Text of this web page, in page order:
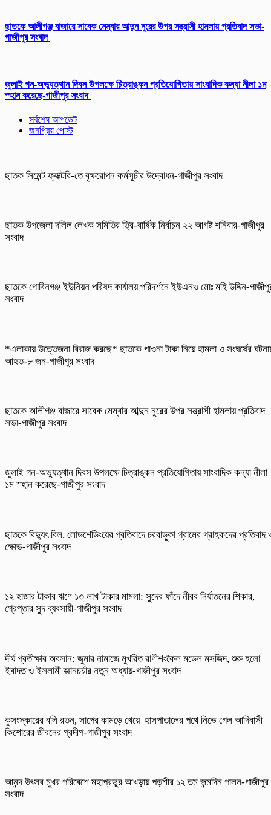
ছাতকে আলীগঞ্জ বাজারে সাবেক মেম্বার আব্দুন নুরের উপর সন্ত্রাসী হামলায় প্রতিবাদ সভা-
গাজীপুর সংবাদ
জুলাই গন-অভ্যুত্থান দিবস উপলক্ষে চিত্রাঙ্কন প্রতিযোগিতায় সাংবাদিক কন্যা নীলা ১ম
স্হান করেছে-গাজীপুর সংবাদ
সর্বশেষ আপডেট
জনপ্রিয় পোস্ট
ছাতক সিমেন্ট ফ্যাক্টরি-তে বৃক্ষরোপন কর্মসূচীর উদ্বোধন-গাজীপুর সংবাদ
ছাতক উপজেলা দলিল লেখক সমিতির ত্রি-বার্ষিক নির্বাচন ২২ আগষ্ট শনিবার-গাজীপুর
সংবাদ
ছাতকে গোবিনগঞ্জ ইউনিয়ন পরিষদ কার্যালয় পরিদর্শনে ইউএনও মোঃ মহি উদ্দিন-
সংবাদ
*এলাকায় উত্তেজনা বিরাজ করছে* ছাতকে পাওনা টাকা নিয়ে হামলা ও সংঘর্ষের
আহত-৮ জন-গাজীপুর সংবাদ
ছাতকে আলীগঞ্জ বাজারে সাবেক মেম্বার আব্দুন নুরের উপর সন্ত্রাসী হামলায় প্রতিবাদ
সভা-গাজীপুর সংবাদ
জুলাই গন-অভ্যুত্থান দিবস উপলক্ষে চিত্রাঙ্কন প্রতিযোগিতায় সাংবাদিক কন্যা নীলা
১ম স্হান করেছে-গাজীপুর সংবাদ
ছাতকে বিদ্যুৎ বিল, লোডশেডিংয়ের প্রতিবাদে চরবাড়ুকা গ্রামের গ্রাহকদের প্রতিবাদ
ক্ষোভ-গাজীপুর সংবাদ
১২ হাজার টাকার ঋণে ১৩ লাখ টাকার মামলা: সুদের ফাঁদে নীরব নির্যাতনের শিকার,
গ্রেপ্তার সুদ ব্যবসায়ী-গাজীপুর সংবাদ
দীর্ঘ প্রতীক্ষার অবসান: জুমার নামাজে মুখরিত রাণীশংকৈল মডেল মসজিদ, শুরু হলো
ইবাদত ও ইসলামী জ্ঞানচর্চার নতুন অধ্যায়-গাজীপুর সংবাদ
কুসংস্কারের বলি রতন, সাপের কামড়ে খেয়ে হাসপাতালের পথে নিভে গেল আদিবাসী
কিশোরের জীবনের প্রদীপ-গাজীপুর সংবাদ
আনন্দ উৎসব মুখর পরিবেশে মহাপ্রভুর আখড়ায় পড়শীর ১২ তম জন্মদিন পালন-গাজীপুর
সংবাদ